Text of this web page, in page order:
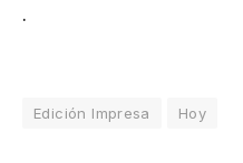
.
Edición Impresa Hoy